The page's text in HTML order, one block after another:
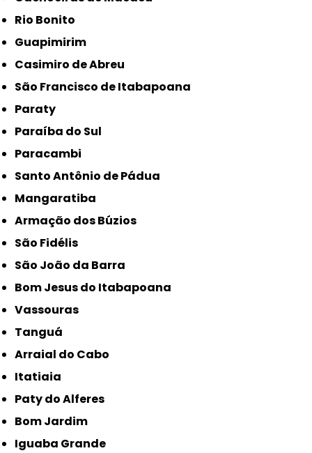
Rio Bonito
Guapimirim
Casimiro de Abreu
São Francisco de Itabapoana
Paraty
Paraíba do Sul
Paracambi
Santo Antônio de Pádua
Mangaratiba
Armação dos Búzios
São Fidélis
São João da Barra
Bom Jesus do Itabapoana
Vassouras
Tanguá
Arraial do Cabo
Itatiaia
Paty do Alferes
Bom Jardim
Iguaba Grande